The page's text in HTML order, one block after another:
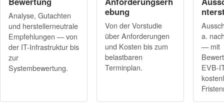
Analyse, Gutachten
und herstellerneutrale
Empfehlungen — von
der IT-Infrastruktur bis
zur
Systembewertung.
ebung
Von der Vorstudie
über Anforderungen
und Kosten bis zum
belastbaren
Terminplan.
a.
— mit
EVB-